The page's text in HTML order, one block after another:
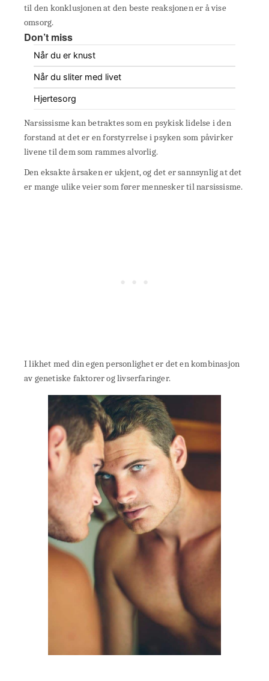
til den konklusjonen at den beste reaksjonen er å vise
omsorg.
Don’t miss
Når du er knust
Når du sliter med livet
Hjertesorg
Narsissisme kan betraktes som en psykisk lidelse i den
forstand at det er en forstyrrelse i psyken som påvirker
livene til dem som rammes alvorlig.
Den eksakte årsaken er ukjent, og det er sannsynlig at det
er mange ulike veier som fører mennesker til narsissisme.
I likhet med din egen personlighet er det en kombinasjon
av genetiske faktorer og livserfaringer.